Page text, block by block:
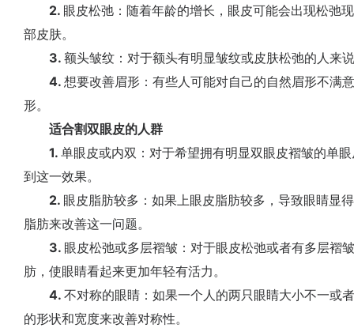
2. 眼皮松弛：随着年龄的增长，眼皮可能会出现松弛
部皮肤。
3. 额头皱纹：对于额头有明显皱纹或皮肤松弛的人来
4. 想要改善眉形：有些人可能对自己的自然眉形不满
形。
适合割双眼皮的人群
1. 单眼皮或内双：对于希望拥有明显双眼皮褶皱的单
到这一效果。
2. 眼皮脂肪较多：如果上眼皮脂肪较多，导致眼睛显
脂肪来改善这一问题。
3. 眼皮松弛或多层褶皱：对于眼皮松弛或者有多层褶
肪，使眼睛看起来更加年轻有活力。
4. 不对称的眼睛：如果一个人的两只眼睛大小不一或
的形状和宽度来改善对称性。